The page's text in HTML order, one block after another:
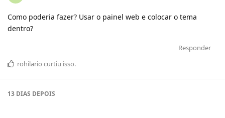
Como poderia fazer? Usar o painel web e colocar o tema
dentro?
Responder
rohilario curtiu isso.
13 DIAS DEPOIS